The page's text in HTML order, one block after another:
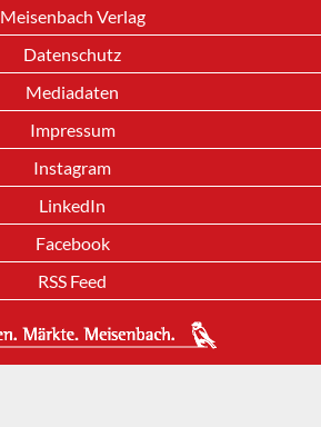
Meisenbach Verlag
Datenschutz
Mediadaten
Impressum
Instagram
LinkedIn
Facebook
RSS Feed